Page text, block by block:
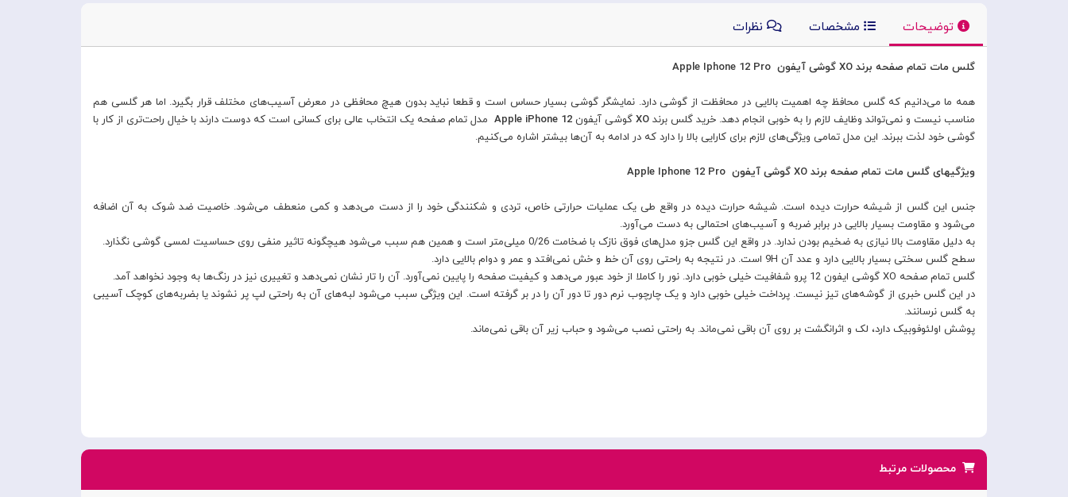
توضیحات مشخصات نظرات
گلس مات تمام صفحه برند XO گوشی آیفون Apple Iphone 12 Pro
همه ما می‌دانیم که گلس محافظ چه اهمیت بالایی در محافظت از گوشی دارد. نمایشگر گوشی بسیار حساس است و قطعا نباید بدون هیچ محافظی در معرض آسیب‌های مختلف قرار بگیرد. اما هر گلسی هم
مناسب نیست و نمی‌تواند وظایف لازم را به خوبی انجام دهد. خرید گلس برند XO گوشی آیفون Apple iPhone 12 مدل تمام صفحه یک انتخاب عالی برای کسانی است که دوست دارند با خیال راحت‌تری از کار با
گوشی خود لذت ببرند. این مدل تمامی ویژگی‌های لازم برای کارایی بالا را دارد که در ادامه به آن‌ها بیشتر اشاره می‌کنیم.
ویژگیهای گلس مات تمام صفحه برند XO گوشی آیفون Apple Iphone 12 Pro
جنس این گلس از شیشه حرارت دیده است. شیشه حرارت دیده در واقع طی یک عملیات حرارتی خاص، تردی و شکنندگی خود را از دست می‌دهد و کمی منعطف می‌شود. خاصیت ضد شوک به آن اضافه
می‌شود و مقاومت بسیار بالایی در برابر ضربه و آسیب‌های احتمالی به دست می‌آورد.
به دلیل مقاومت بالا نیازی به ضخیم بودن ندارد. در واقع این گلس جزو مدل‌های فوق نازک با ضخامت 0/26 میلی‌متر است و همین هم سبب می‌شود هیچگونه تاثیر منفی روی حساسیت لمسی گوشی نگذارد.
سطح گلس سختی بسیار بالایی دارد و عدد آن 9H است. در نتیجه به راحتی روی آن خط و خش نمی‌افتد و عمر و دوام بالایی دارد.
گلس تمام صفحه XO گوشی ایفون 12 پرو شفافیت خیلی خوبی دارد. نور را کاملا از خود عبور می‌دهد و کیفیت صفحه را پایین نمی‌آورد. آن را تار نشان نمی‌دهد و تغییری نیز در رنگ‌ها به وجود نخواهد آمد.
در این گلس خبری از گوشه‌های تیز نیست. پرداخت خیلی خوبی دارد و یک چارچوب نرم دور تا دور آن را در بر گرفته است. این ویژگی سبب می‌شود لبه‌های آن به راحتی لپ پر نشوند یا بضربه‌های کوچک آسیبی
به گلس نرسانند.
پوشش اولئوفوبیک دارد، لک و اثرانگشت بر روی آن باقی نمی‌ماند. به راحتی نصب می‌شود و حباب زیر آن باقی نمی‌ماند.
محصولات مرتبط